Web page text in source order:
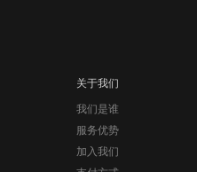
关于我们
我们是谁
服务优势
加入我们